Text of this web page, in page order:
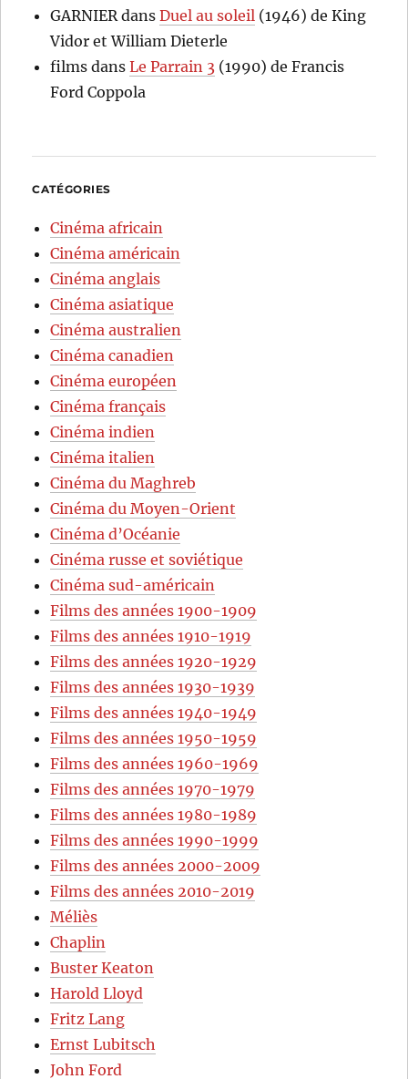
GARNIER dansDuel au soleil (1946) de King
Vidor et William Dieterle
films dansLe Parrain 3 (1990) de Francis
Ford Coppola
CATÉGORIES
Cinéma africain
Cinéma américain
Cinéma anglais
Cinéma asiatique
Cinéma australien
Cinéma canadien
Cinéma européen
Cinéma français
Cinéma indien
Cinéma italien
Cinéma du Maghreb
Cinéma du Moyen-Orient
Cinéma d’Océanie
Cinéma russe et soviétique
Cinéma sud-américain
Films des années 1900-1909
Films des années 1910-1919
Films des années 1920-1929
Films des années 1930-1939
Films des années 1940-1949
Films des années 1950-1959
Films des années 1960-1969
Films des années 1970-1979
Films des années 1980-1989
Films des années 1990-1999
Films des années 2000-2009
Films des années 2010-2019
Méliès
Chaplin
Buster Keaton
Harold Lloyd
Fritz Lang
Ernst Lubitsch
John Ford